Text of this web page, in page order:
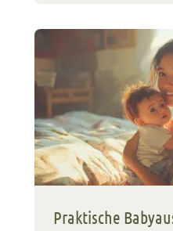
Praktische